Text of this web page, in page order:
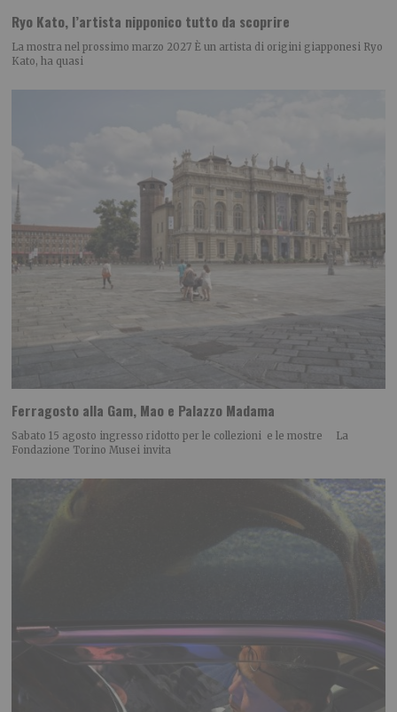
Ryo Kato, l’artista nipponico tutto da scoprire
La mostra nel prossimo marzo 2027 È un artista di origini giapponesi Ryo
Kato, ha quasi
Ferragosto alla Gam, Mao e Palazzo Madama
Sabato 15 agosto ingresso ridotto per le collezioni e le mostre La
Fondazione Torino Musei invita